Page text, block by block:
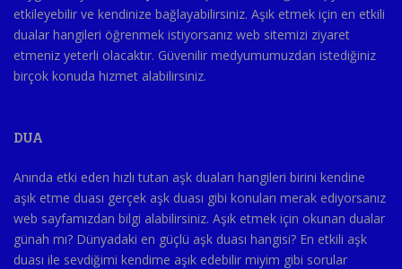
etkileyebilir ve kendinize bağlayabilirsiniz. Aşık etmek için en etkili
dualar hangileri öğrenmek istiyorsanız web sitemizi ziyaret
etmeniz yeterli olacaktır. Güvenilir medyumumuzdan istediğiniz
birçok konuda hizmet alabilirsiniz.
DUA
Anında etki eden hızlı tutan aşk duaları hangileri birini kendine
aşık etme duası gerçek aşk duası gibi konuları merak ediyorsanız
web sayfamızdan bilgi alabilirsiniz. Aşık etmek için okunan dualar
günah mı? Dünyadaki en güçlü aşk duası hangisi? En etkili aşk
duası ile sevdiğimi kendime aşık edebilir miyim gibi sorular